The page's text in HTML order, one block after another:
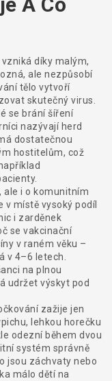
díky malým,
ale nezpůsobí
tělo vytvoří
skutečný virus.
se brání šíření
nazývají herd
dostatečnou
hostitelům, což
ale i o komunitním
v místě vysoký podíl
i zarděnek
se vakcinační
v raném věku –
v 4–6 letech.
na plnou
udržet výskyt pod
zažije jen
lehkou horečku
odezní během dvou
systém správně
jsou záchvaty nebo
málo dětí na